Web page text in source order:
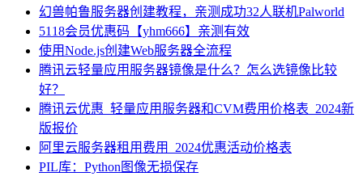
幻兽帕鲁服务器创建教程，亲测成功32人联机Palworld
5118会员优惠码【yhm666】亲测有效
使用Node.js创建Web服务器全流程
腾讯云轻量应用服务器镜像是什么？怎么选镜像比较
好？
腾讯云优惠_轻量应用服务器和CVM费用价格表_2024新
版报价
阿里云服务器租用费用_2024优惠活动价格表
PIL库：Python图像无损保存